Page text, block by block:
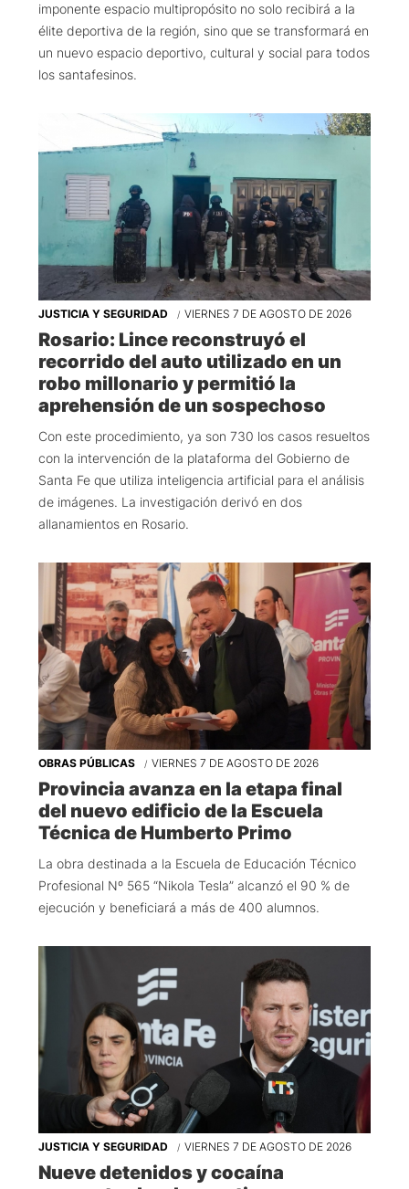
imponente espacio multipropósito no solo recibirá a la
élite deportiva de la región, sino que se transformará en
un nuevo espacio deportivo, cultural y social para todos
los santafesinos.
JUSTICIA Y SEGURIDAD VIERNES 7 DE AGOSTO DE 2026
Rosario: Lince reconstruyó el
recorrido del auto utilizado en un
robo millonario y permitió la
aprehensión de un sospechoso
Con este procedimiento, ya son 730 los casos resueltos
con la intervención de la plataforma del Gobierno de
Santa Fe que utiliza inteligencia artificial para el análisis
de imágenes. La investigación derivó en dos
allanamientos en Rosario.
OBRAS PÚBLICAS VIERNES 7 DE AGOSTO DE 2026
Provincia avanza en la etapa final
del nuevo edificio de la Escuela
Técnica de Humberto Primo
La obra destinada a la Escuela de Educación Técnico
Profesional Nº 565 “Nikola Tesla” alcanzó el 90 % de
ejecución y beneficiará a más de 400 alumnos.
JUSTICIA Y SEGURIDAD VIERNES 7 DE AGOSTO DE 2026
Nueve detenidos y cocaína